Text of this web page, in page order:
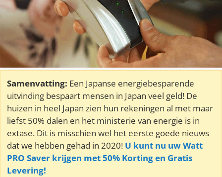
Samenvatting: Een Japanse energiebesparende
uitvinding bespaart mensen in Japan veel geld! De
huizen in heel Japan zien hun rekeningen al met maar
liefst 50% dalen en het ministerie van energie is in
extase. Dit is misschien wel het eerste goede nieuws
dat we hebben gehad in 2020! U kunt nu uw Watt
PRO Saver krijgen met 50% Korting en Gratis
Levering!